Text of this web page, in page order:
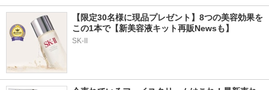
【限定30名様に現品プレゼント】8つの美容効果を
この1本で【新美容液キット再販Newsも】
SK-II